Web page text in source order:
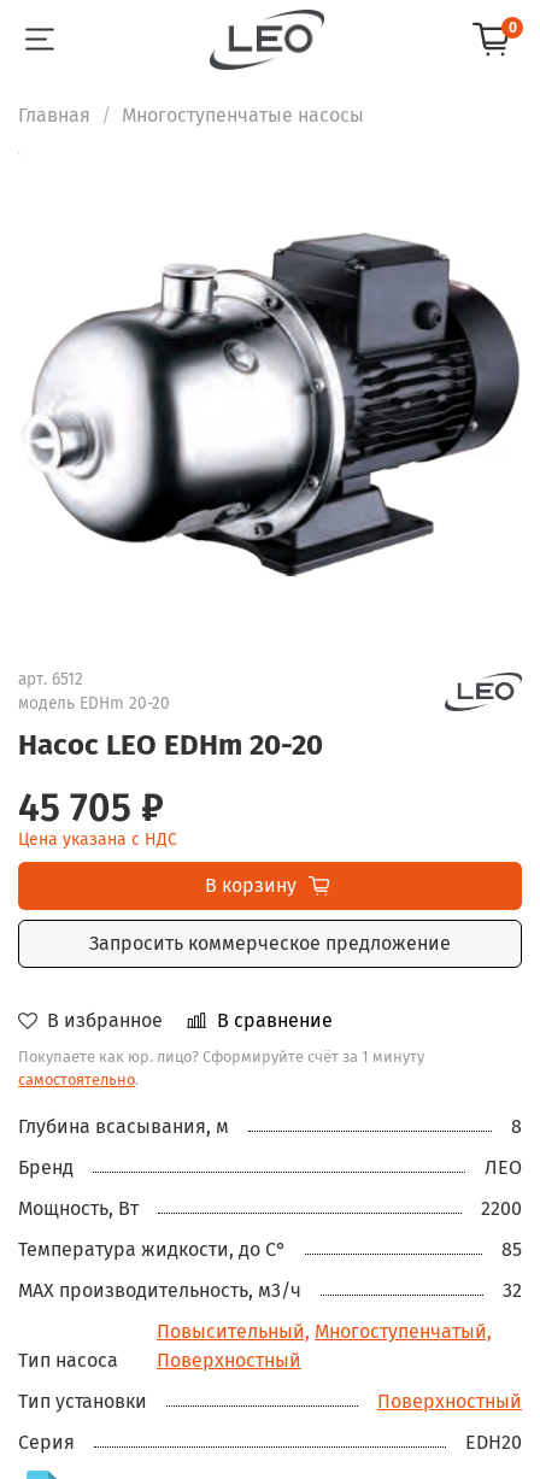
0
Главная Многоступенчатые насосы
арт. 6512
модель EDHm 20-20
Насос LEO EDHm 20-20
В избранное В сравнение
Покупаете как юр. лицо? Сформируйте счёт за 1 минуту
самостоятельно.
45 705 ₽
Цена указана с НДС
В корзину
Запросить коммерческое предложение
Глубина всасывания, м
8
Бренд
ЛЕО
Мощность, Вт
2200
Температура жидкости, до С°
85
MAX производительность, м3/ч
32
Тип насоса
Повысительный, Многоступенчатый,
Поверхностный
Тип установки
Поверхностный
Серия
EDH20